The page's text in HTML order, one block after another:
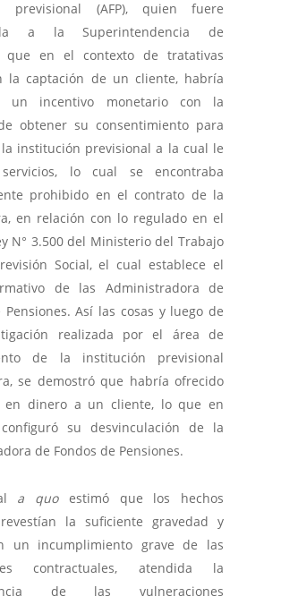
previsional (AFP), quien fuere
a la Superintendencia de
que en el contexto de tratativas
la captación de un cliente, habría
un incentivo monetario con la
obtener su consentimiento para
institución previsional a la cual le
lo cual se encontraba
prohibido en el contrato de la
en relación con lo regulado en el
N° 3.500 del Ministerio del Trabajo
Social, el cual establece el
de las Administradora de
Pensiones. Así las cosas y luego de
realizada por el área de
de la institución previsional
se demostró que habría ofrecido
en dinero a un cliente, lo que en
su desvinculación de la
de Fondos de Pensiones.
a quoestimó que los hechos
la suficiente gravedad y
un incumplimiento grave de las
contractuales, atendida la
de las vulneraciones